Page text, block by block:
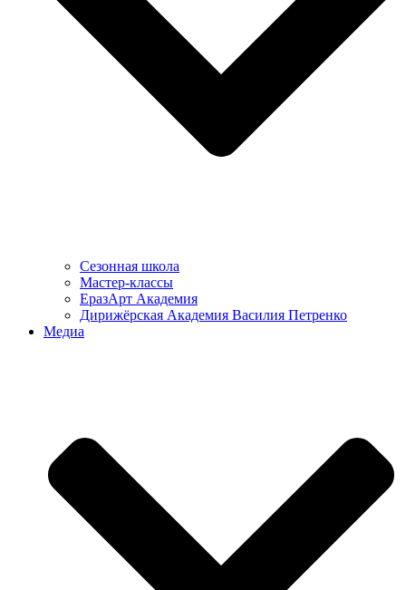
Сезонная школа
Мастер-классы
ЕразАрт Академия
Дирижёрская Академия Василия Петренко
Медиа